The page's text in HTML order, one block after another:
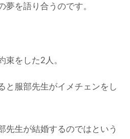
夢を語り合うのです。
束をした2人。
と服部先生がイメチェンをし
先生が結婚するのではという